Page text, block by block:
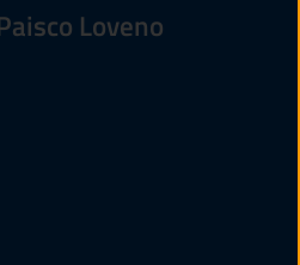
Loveno